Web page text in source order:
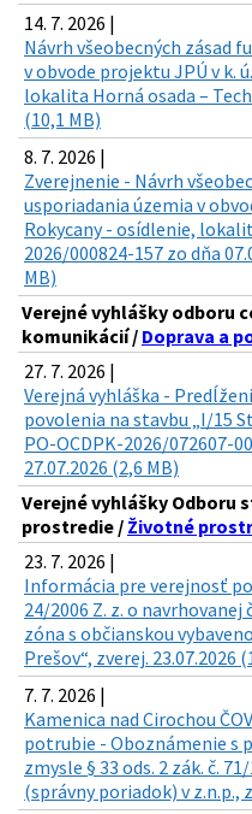
14. 7. 2026 |
Návrh všeobecných zásad
v obvode projektu JPÚ v k.
lokalita Horná osada –
(10,1 MB)
8. 7. 2026 |
Zverejnenie - Návrh
usporiadania územia v
Rokycany - osídlenie,
2026/000824-157 zo dňa
MB)
Verejné vyhlášky odboru
komunikácií / Doprava a
27. 7. 2026 |
Verejná vyhláška -
povolenia na stavbu „I/15
PO-OCDPK-2026/072607-
27.07.2026 (2,6 MB)
Verejné vyhlášky
prostredie / Životné
23. 7. 2026 |
Informácia pre verejnosť
24/2006 Z. z. o
zóna s občianskou
Prešov“, zverej. 23.07.2026
7. 7. 2026 |
Kamenica nad Cirochou
potrubie - Oboznámenie s
zmysle § 33 ods. 2 zák. č.
(správny poriadok) v z.n.p.,